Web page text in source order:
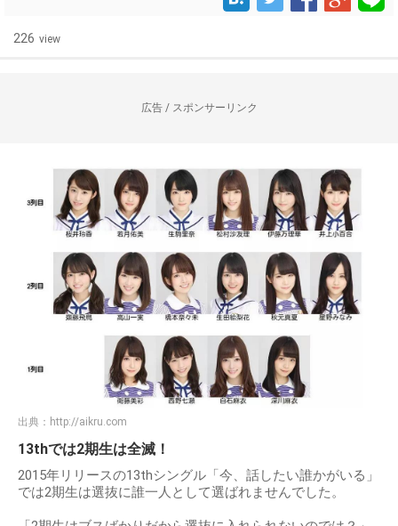
226 view
広告 / スポンサーリンク
出典： http://aikru.com
13thでは2期生は全滅！
2015年リリースの13thシングル「今、話したい誰かがいる」
では2期生は選抜に誰一人として選ばれませんでした。